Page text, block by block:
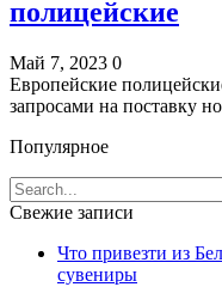
полицейские
Май 7, 2023 0
Европейские
запросами на поставку
Популярное
Свежие записи
Что привезти из
сувениры